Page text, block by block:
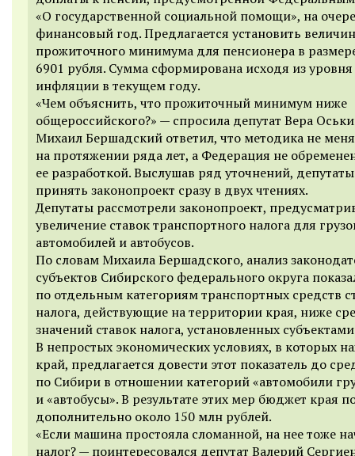
«О государственной социальной помощи», на
финансовый год. Предлагается установить
прожиточного минимума для пенсионера в
6901 рубля. Сумма сформирована исходя из уровня
инфляции в текущем году.
«Чем объяснить, что прожиточный минимум ниже
общероссийского?» — спросила депутат Вера
Михаил Бершадский ответил, что методика не
на протяжении ряда лет, а Федерация не
ее разработкой. Выслушав ряд уточнений,
принять законопроект сразу в двух чтениях.
Депутаты рассмотрели законопроект,
увеличение ставок транспортного налога для
автомобилей и автобусов.
По словам Михаила Бершадского, анализ
субъектов Сибирского федерального округа
по отдельным категориям транспортных средств
налога, действующие на территории края, ниже
значений ставок налога, установленных
В непростых экономических условиях, в которых
край, предлагается довести этот показатель до
по Сибири в отношении категорий «автомобили
и «автобусы». В результате этих мер бюджет края
дополнительно около 150 млн рублей.
«Если машина простояла сломанной, на нее тоже
налог? — поинтересовался депутат Валерий